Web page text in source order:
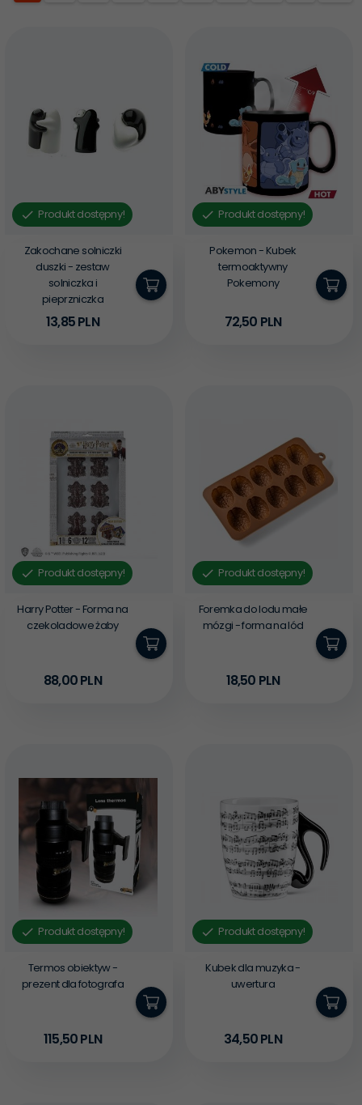
Produkt dostępny!
Zakochane solniczki
duszki - zestaw
solniczka i
pieprzniczka
13,85PLN
Produkt dostępny!
Pokemon - Kubek
termoaktywny
Pokemony
72,50 PLN
Produkt dostępny!
Harry Potter - Forma na
czekoladowe żaby
88,00PLN
Produkt dostępny!
Foremka do lodu małe
mózgi - forma na lód
18,50 PLN
Produkt dostępny!
Termos obiektyw -
prezent dla fotografa
115,50PLN
Produkt dostępny!
Kubek dla muzyka -
uwertura
34,50PLN